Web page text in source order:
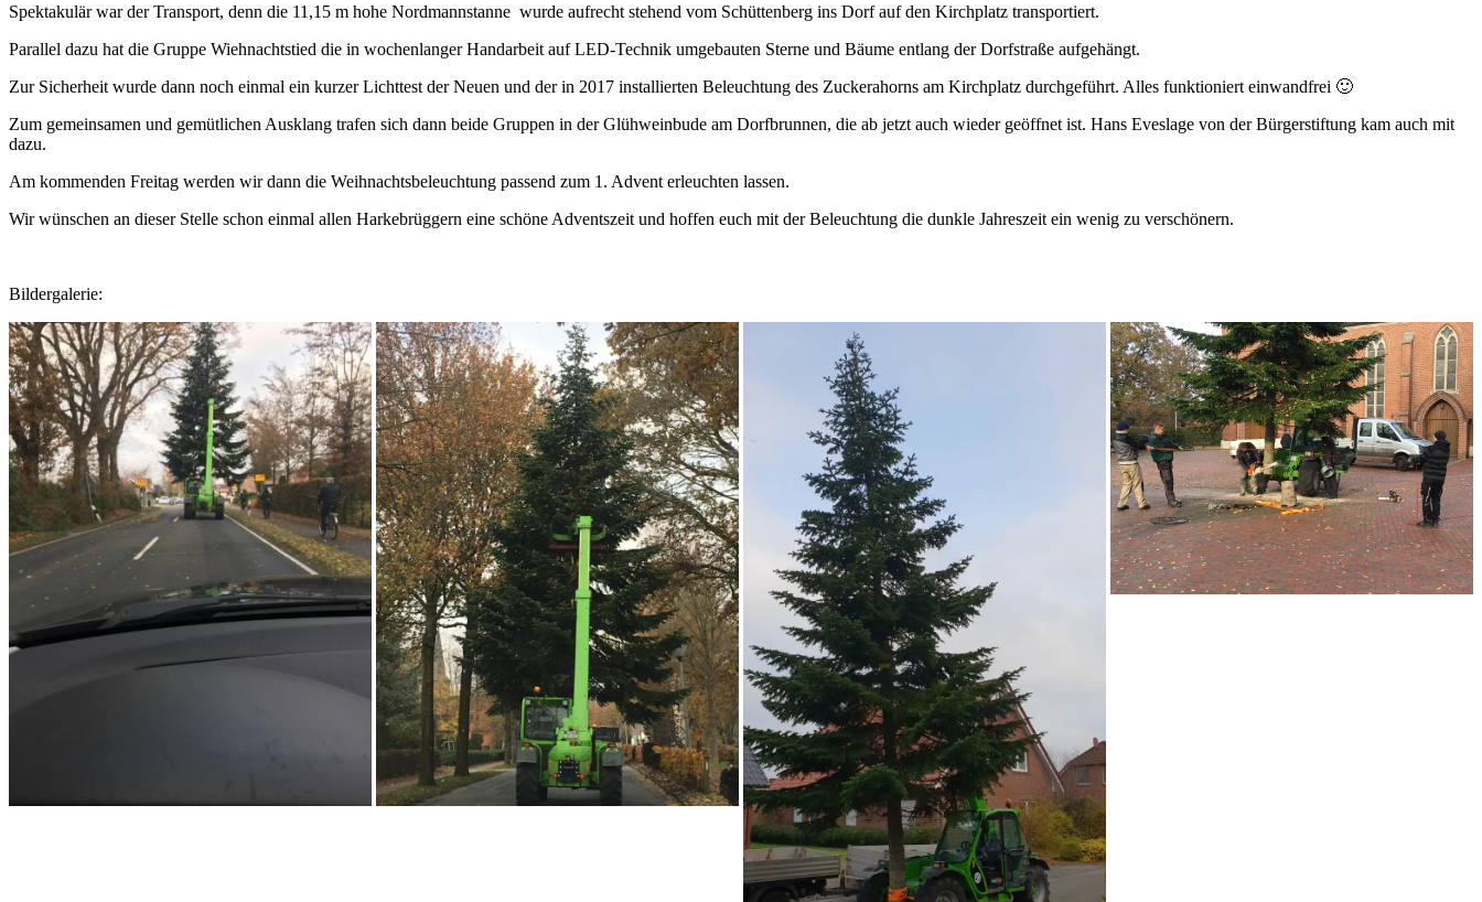
Spektakulär war der Transport, denn die 11,15 m hohe Nordmannstanne wurde aufrecht stehend vom Schüttenberg ins Dorf auf den Kirchplatz transportiert.
Parallel dazu hat die Gruppe Wiehnachtstied die in wochenlanger Handarbeit auf LED-Technik umgebauten Sterne und Bäume entlang der Dorfstraße aufgehängt.
Zur Sicherheit wurde dann noch einmal ein kurzer Lichttest der Neuen und der in 2017 installierten Beleuchtung des Zuckerahorns am Kirchplatz durchgeführt. Alles funktioniert einwandfrei 🙂
Zum gemeinsamen und gemütlichen Ausklang trafen sich dann beide Gruppen in der Glühweinbude am Dorfbrunnen, die ab jetzt auch wieder geöffnet ist. Hans Eveslage von der Bürgerstiftung kam auch mit
dazu.
Am kommenden Freitag werden wir dann die Weihnachtsbeleuchtung passend zum 1. Advent erleuchten lassen.
Wir wünschen an dieser Stelle schon einmal allen Harkebrüggern eine schöne Adventszeit und hoffen euch mit der Beleuchtung die dunkle Jahreszeit ein wenig zu verschönern.
Bildergalerie: